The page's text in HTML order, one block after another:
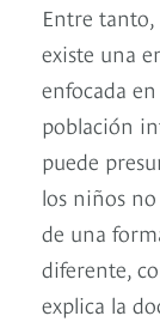
Entre
existe una
enfocada
población
puede
los niños
de una
diferente,
explica la